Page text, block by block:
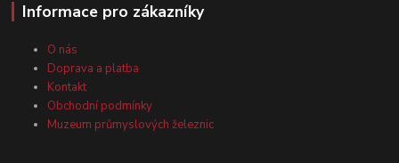
Informace pro zákazníky
O nás
Doprava a platba
Kontakt
Obchodní podmínky
Muzeum průmyslových železnic